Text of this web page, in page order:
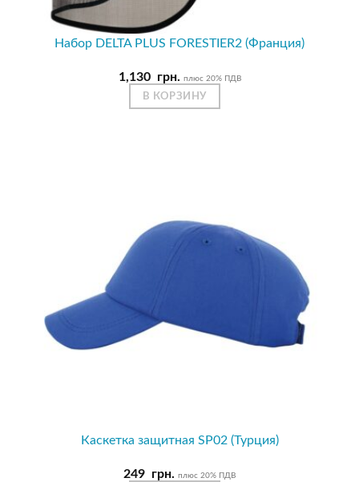
Набор DELTA PLUS FORESTIER2 (Франция)
1,130 грн. плюс 20% ПДВ
В КОРЗИНУ
Каскетка защитная SP02 (Турция)
249 грн. плюс 20% ПДВ